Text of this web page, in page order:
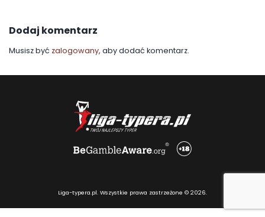
Dodaj komentarz
Musisz być zalogowany, aby dodać komentarz.
Liga-typera.pl. Wszystkie prawa zastrzeżone © 2026.